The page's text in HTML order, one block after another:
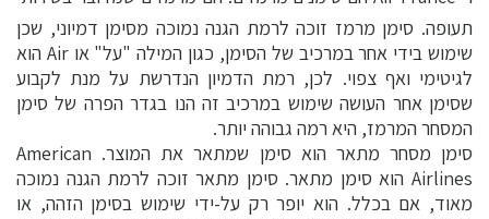
תעופה. סימן מרמז זוכה לרמת הגנה נמוכה מסימן דמיוני, שכן
שימוש בידי אחר במרכיב של הסימן, כגון המילה "על" או Air הוא
לגיטימי ואף צפוי. לכן, רמת הדמיון הנדרשת על מנת לקבוע
שסימן אחר העושה שימוש במרכיב זה הנו בגדר הפרה של סימן
המסחר המרמז, היא רמה גבוהה יותר.
סימן מסחר מתאר הוא סימן שמתאר את המוצר. American
Airlines הוא סימן מתאר. סימן מתאר זוכה לרמת הגנה נמוכה
מאוד, אם בכלל. הוא יופר רק על-ידי שימוש בסימן הזהה, או